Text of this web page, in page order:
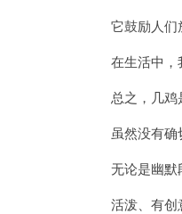
它鼓励人们放
在生活中，我
总之，几鸡
虽然没有确切
无论是幽默段
活泼、有创意